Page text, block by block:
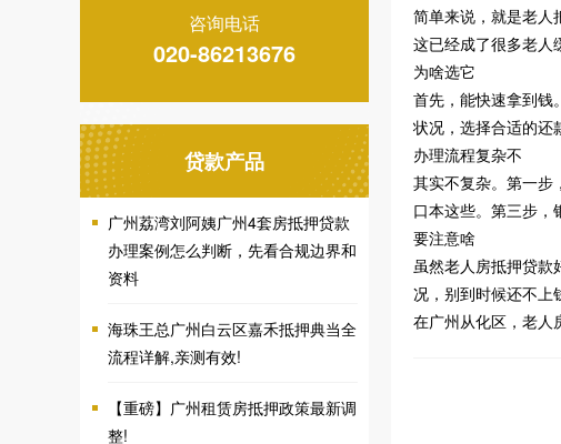
咨询电话
020-86213676
贷款产品
广州荔湾刘阿姨广州4套房抵押贷款
办理案例怎么判断，先看合规边界和
资料
海珠王总广州白云区嘉禾抵押典当全
流程详解,亲测有效!
【重磅】广州租赁房抵押政策最新调
整!
简单来说，就是老人
这已经成了很多老人
为啥选它
首先，能快速拿到钱
状况，选择合适的还
办理流程复杂不
其实不复杂。第一步
口本这些。第三步，
要注意啥
虽然老人房抵押贷款
况，别到时候还不上
在广州从化区，老人